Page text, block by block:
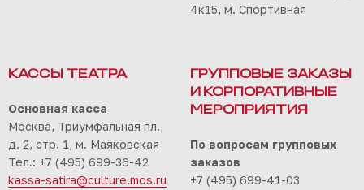
4к15, м. Спортивная
КАССЫ ТЕАТРА
Основная касса
Москва, Триумфальная пл.,
д. 2, стр. 1, м. Маяковская
Тел.: +7 (495) 699-36-42
kassa-satira@culture.mos.ru
ГРУППОВЫЕ ЗАКАЗЫ
И КОРПОРАТИВНЫЕ
МЕРОПРИЯТИЯ
По вопросам групповых
заказов
+7 (495) 699-41-03